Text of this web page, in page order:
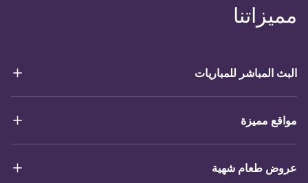
مميزاتنا
البث المباشر للمباريات
مواقع مميزة
عروض طعام شهية